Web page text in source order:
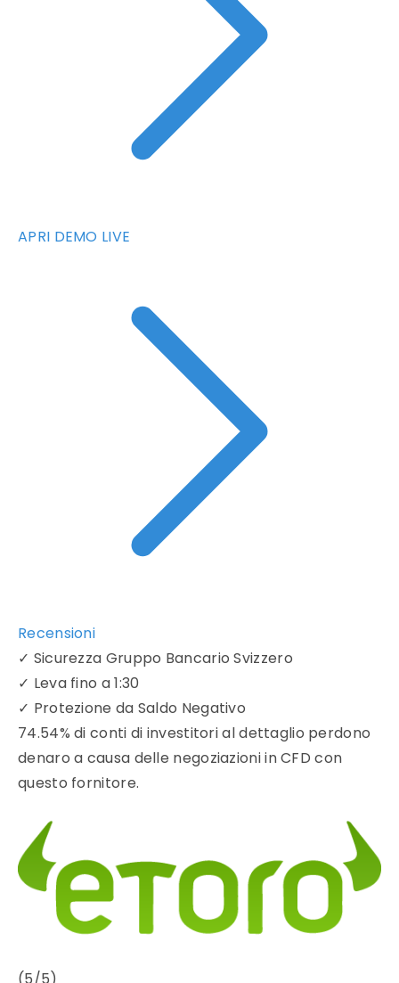
APRI DEMO LIVE
Recensioni
✓ Sicurezza Gruppo Bancario Svizzero
✓ Leva fino a 1:30
✓ Protezione da Saldo Negativo
74.54% di conti di investitori al dettaglio perdono
denaro a causa delle negoziazioni in CFD con
questo fornitore.
(5/5)